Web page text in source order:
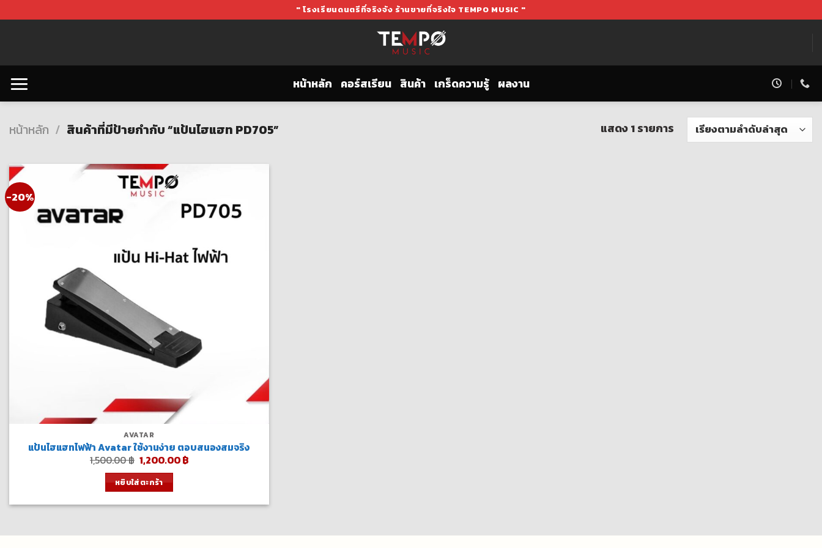
to
" โรงเรียนดนตรีที่จริงจัง ร้านขายที่จริงใจ TEMPO MUSIC "
หน้าหลัก คอร์สเรียน สินค้า เกร็ดความรู้ ผลงาน
หน้าหลัก / สินค้าที่มีป้ายกำกับ “แป้นไฮแฮท PD705” แสดง 1 รายการ
-20%
AVATAR
แป้นไฮแฮทไฟฟ้า Avatar ใช้งานง่าย ตอบสนองสมจริง
1,500.00฿ Original
price
was:
1,500.00 ฿.
1,200.00฿Current
หยิบใส่ตะกร้า